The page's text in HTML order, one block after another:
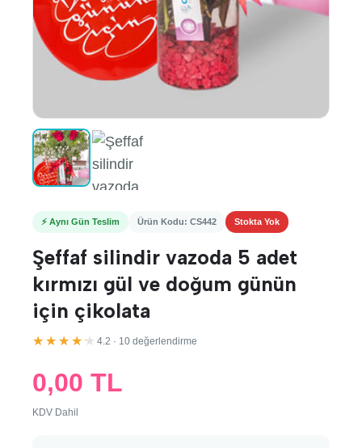
⚡ Aynı Gün Teslim Ürün Kodu: CS442 Stokta Yok
Şeffaf silindir vazoda 5 adet
kırmızı gül ve doğum günün
için çikolata
★★★★★ 4.2 · 10 değerlendirme
0,00 TL
KDV Dahil